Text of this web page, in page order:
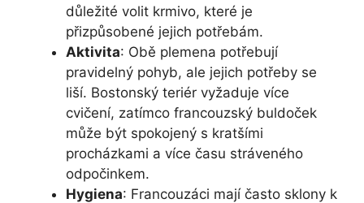
důležité volit krmivo, které je
přizpůsobené jejich⁤ potřebám.
Aktivita: Obě plemena potřebují​
pravidelný pohyb, ale jejich potřeby se
liší. Bostonský teriér vyžaduje více
cvičení, zatímco francouzský ⁣buldoček
⁢může být spokojený s kratšími
procházkami a více času stráveného
odpočinkem.
Hygiena: Francouzáci mají⁤ často sklony k